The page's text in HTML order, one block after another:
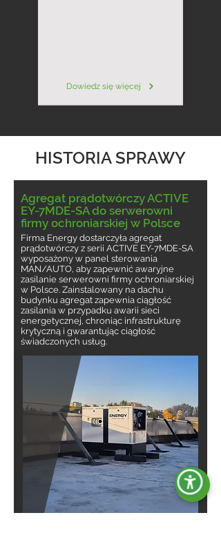
Dowiedz się więcej
HISTORIA SPRAWY
Agregat prądotwórczy ACTIVE
EY-7MDE-SA do serwerowni
firmy ochroniarskiej w Polsce
Firma Energy dostarczyła agregat
prądotwórczy z serii ACTIVE EY-7MDE-SA
wyposażony w panel sterowania
MAN/AUTO, aby zapewnić awaryjne
zasilanie serwerowni firmy ochroniarskiej
w Polsce. Zainstalowany na dachu
budynku agregat zapewnia ciągłość
zasilania w przypadku awarii sieci
energetycznej, chroniąc infrastrukturę
krytyczną i gwarantując ciągłość
świadczonych usług.